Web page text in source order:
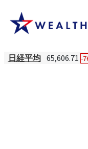
日経平均 65,606.71 -